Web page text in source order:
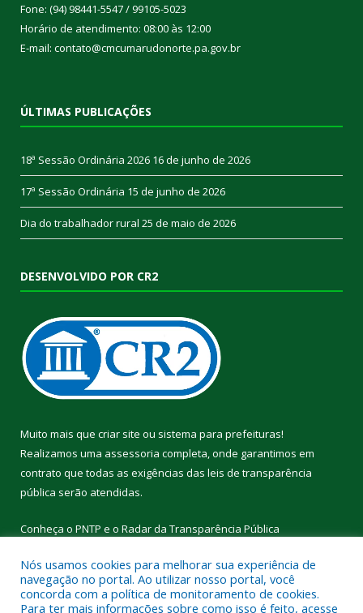
Fone: (94) 98441-5547 / 99105-5023
Horário de atendimento: 08:00 às 12:00
E-mail: contato@cmcumarudonorte.pa.gov.br
ÚLTIMAS PUBLICAÇÕES
18ª Sessão Ordinária 2026 16 de junho de 2026
17ª Sessão Ordinária 15 de junho de 2026
Dia do trabalhador rural 25 de maio de 2026
DESENVOLVIDO POR CR2
Muito mais que criar site ou sistema para prefeituras!
Realizamos uma assessoria completa, onde garantimos em
contrato que todas as exigências das leis de transparência
pública serão atendidas.
Conheça o PNTP e o Radar da Transparência Pública
Nós usamos cookies para melhorar sua experiência de
navegação no portal. Ao utilizar nosso portal, você
concorda com a política de monitoramento de cookies.
Para ter mais informações sobre como isso é feito, acesse